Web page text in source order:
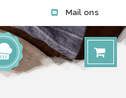
Mail ons